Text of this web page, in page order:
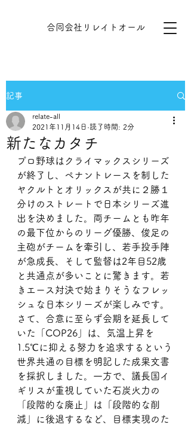
​​合同会社リレイトオール
記事
新たなカタチ
relate-all
2021年11月14日 読了時間: 2分
プロ野球はクライマックスシリーズ
が終了し、ペナントレースを制した
ヤクルトとオリックスが共に２勝１
分けのストレートで日本シリーズ進
出を決めました。両チームとも昨年
の最下位からのリーグ優勝、俊足の
主砲がチームを牽引し、若手投手陣
が急成長、そして監督は2年目52歳
と共通点が多いことに驚きます。若
きエース対決で始まりそうなフレッ
シュな日本シリーズが楽しみです。
さて、合意に至らず会期を延長して
いた「COP26」は、気温上昇を
1.5℃に抑える努力を追求するという
世界共通の目標を明記した成果文書
を採択しました。一方で、議長国イ
ギリスが重視していた石炭火力の
「段階的な廃止」は「段階的な削
減」に後退するなど、目標実現のた